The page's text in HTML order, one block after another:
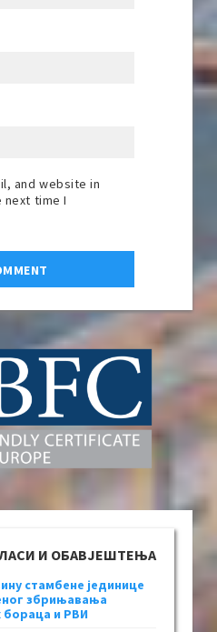
and website in
time I
И ОБАВЈЕШТЕЊА
стамбене јединице
збрињавања
бораца и РВИ